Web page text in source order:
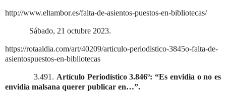
http://www.eltambor.es/falta-de-asientos-puestos-en-bibliotecas/
Sábado, 21 octubre 2023.
https://rotaaldia.com/art/40209/articulo-periodistico-3845o-falta-de-
asientospuestos-en-bibliotecas
3.491. Artículo Periodístico 3.846º: “Es envidia o no es
envidia malsana querer publicar en…”.